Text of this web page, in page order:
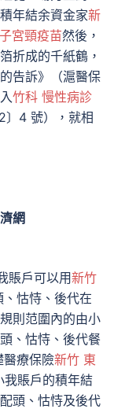
年結余資金家新
宮頸疫苗然後，
折成的千紙鶴，
告訴》（滬醫保
竹科 慢性病診
4 號），就相
網
賬戶可以用新竹
、怙恃、後代在
則范圍內的由小
、怙恃、後代餐
醫療保險新竹 東
我賬戶的積年結
頭、怙恃及後代